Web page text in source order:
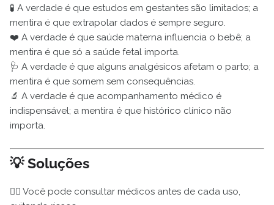
🧪 A verdade é que estudos em gestantes são limitados; a
mentira é que extrapolar dados é sempre seguro.
❤️ A verdade é que saúde materna influencia o bebê; a
mentira é que só a saúde fetal importa.
🩺 A verdade é que alguns analgésicos afetam o parto; a
mentira é que somem sem consequências.
🔬 A verdade é que acompanhamento médico é
indispensável; a mentira é que histórico clínico não
importa.
💡 Soluções
👩‍⚕️ Você pode consultar médicos antes de cada uso,